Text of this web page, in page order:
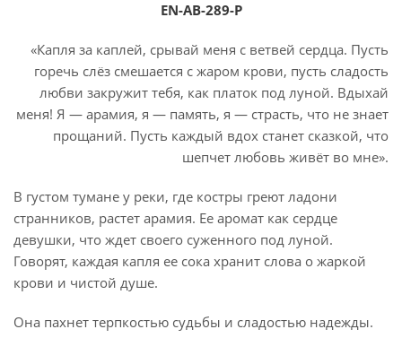
EN-AB-289-P
«Капля за каплей, срывай меня с ветвей сердца. Пусть
горечь слёз смешается с жаром крови, пусть сладость
любви закружит тебя, как платок под луной. Вдыхай
меня! Я — арамия, я — память, я — страсть, что не знает
прощаний. Пусть каждый вдох станет сказкой, что
шепчет любовь живёт во мне».
В густом тумане у реки, где костры греют ладони
странников, растет арамия. Ее аромат как сердце
девушки, что ждет своего суженного под луной.
Говорят, каждая капля ее сока хранит слова о жаркой
крови и чистой душе.
Она пахнет терпкостью судьбы и сладостью надежды.